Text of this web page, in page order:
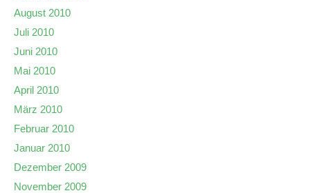
August 2010
Juli 2010
Juni 2010
Mai 2010
April 2010
März 2010
Februar 2010
Januar 2010
Dezember 2009
November 2009